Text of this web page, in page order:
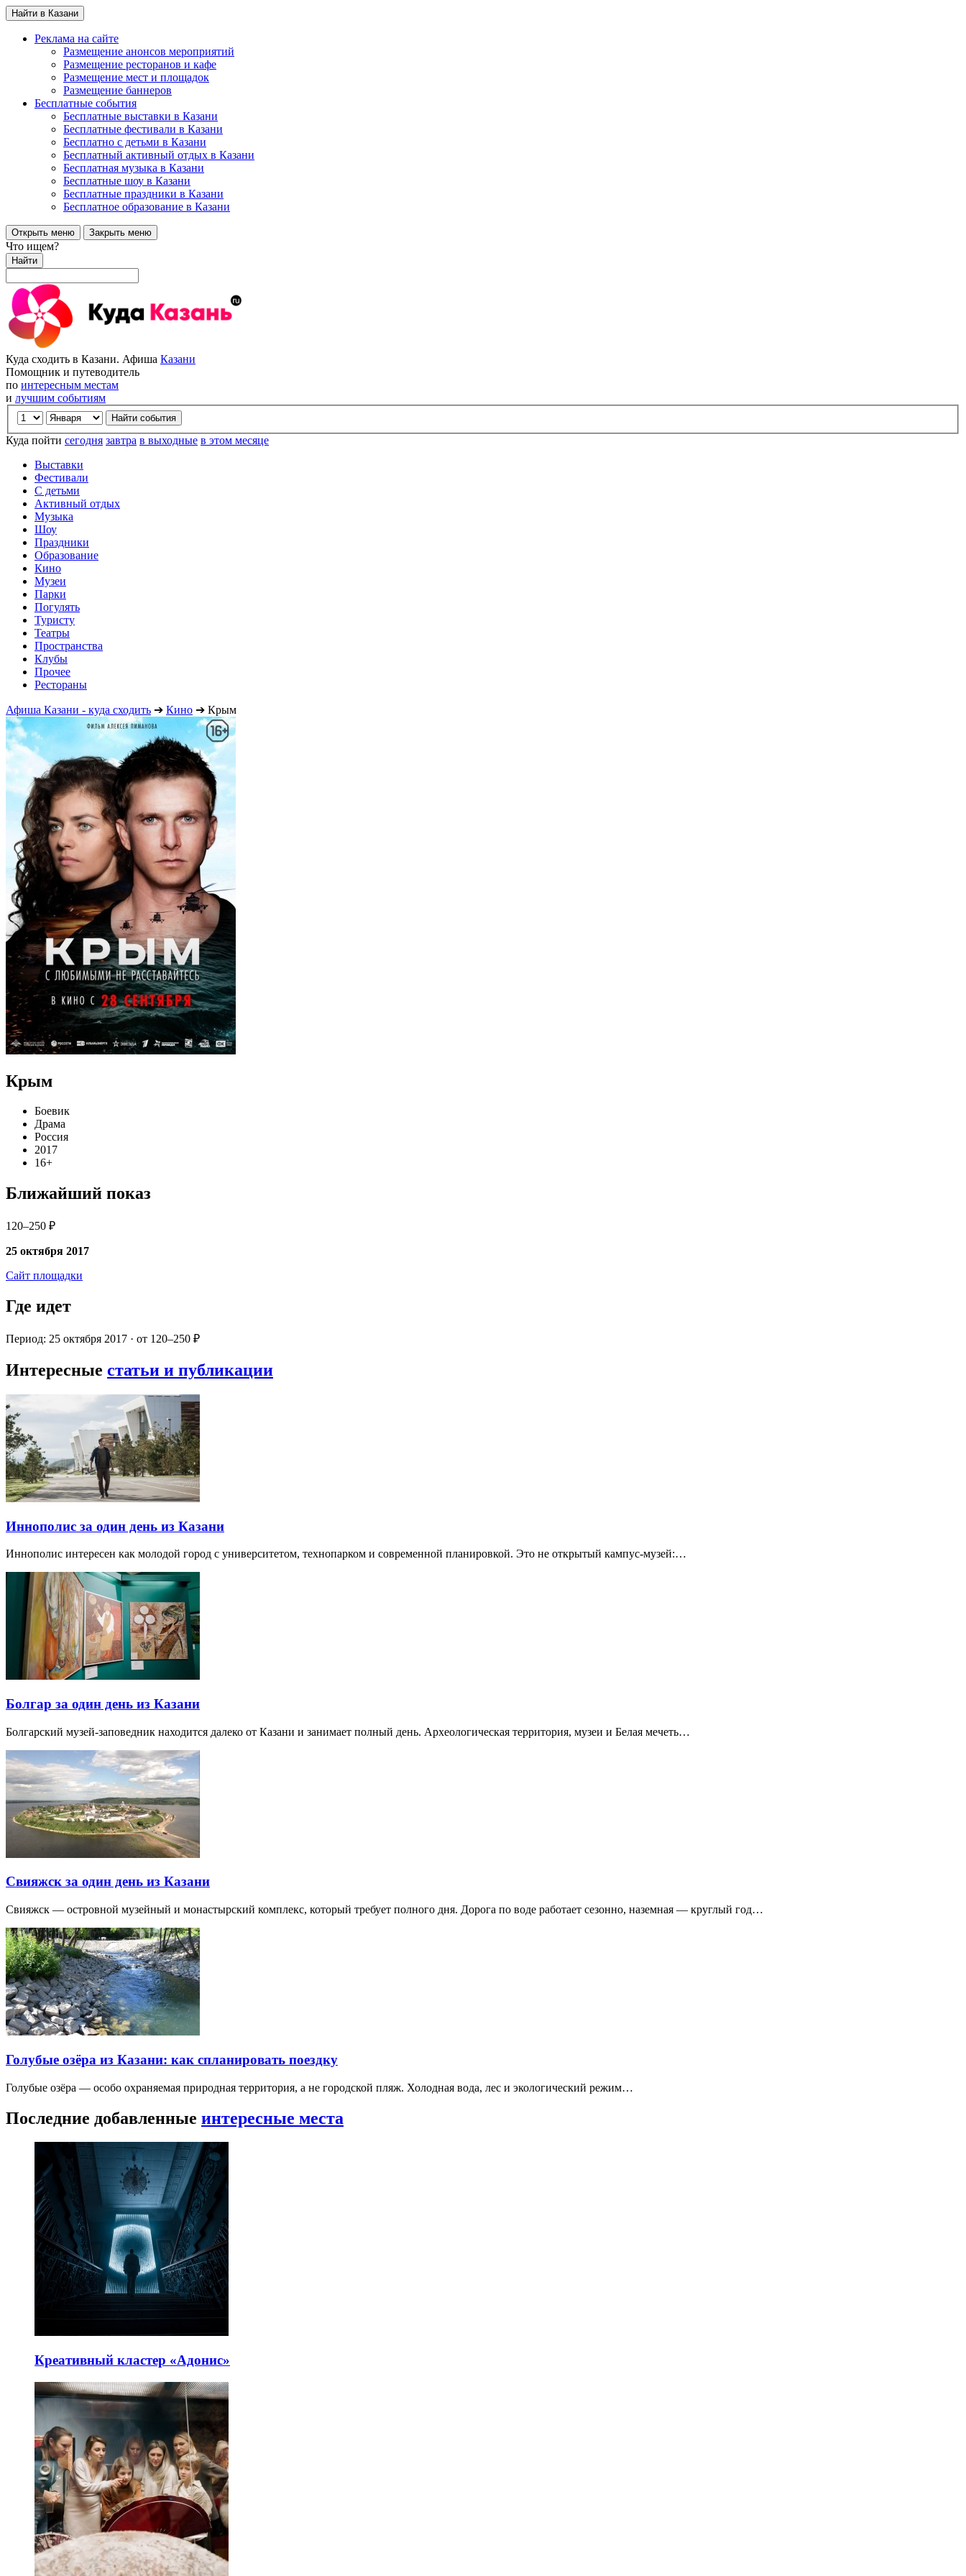
Найти в Казани
Реклама на сайте
Размещение анонсов мероприятий
Размещение ресторанов и кафе
Размещение мест и площадок
Размещение баннеров
Бесплатные события
Бесплатные выставки в Казани
Бесплатные фестивали в Казани
Бесплатно с детьми в Казани
Бесплатный активный отдых в Казани
Бесплатная музыка в Казани
Бесплатные шоу в Казани
Бесплатные праздники в Казани
Бесплатное образование в Казани
Открыть меню Закрыть меню
Что ищем?
Найти
Куда сходить в Казани. Афиша Казани
Помощник и путеводитель
по интересным местам
и лучшим событиям
Куда пойти сегодня завтра в выходные в этом месяце
Выставки
Фестивали
С детьми
Активный отдых
Музыка
Шоу
Праздники
Образование
Кино
Музеи
Парки
Погулять
Туристу
Театры
Пространства
Клубы
Прочее
Рестораны
Афиша Казани - куда сходить ➔ Кино ➔ Крым
Крым
Боевик
Драма
Россия
2017
16+
Ближайший показ
120–250 ₽
25 октября 2017
Сайт площадки
Где идет
Период: 25 октября 2017 · от 120–250 ₽
Интересные статьи и публикации
Иннополис за один день из Казани
Иннополис интересен как молодой город с университетом, технопарком и современной планировкой. Это не открытый кампус-музей:…
Болгар за один день из Казани
Болгарский музей-заповедник находится далеко от Казани и занимает полный день. Археологическая территория, музеи и Белая мечеть…
Свияжск за один день из Казани
Свияжск — островной музейный и монастырский комплекс, который требует полного дня. Дорога по воде работает сезонно, наземная — круглый год…
Голубые озёра из Казани: как спланировать поездку
Голубые озёра — особо охраняемая природная территория, а не городской пляж. Холодная вода, лес и экологический режим…
Последние добавленные интересные места
Креативный кластер «Адонис»